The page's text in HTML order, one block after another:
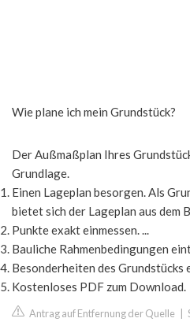
Wie plane ich mein Grundstück?
Der Außmaßplan Ihres
Grundlage.
Einen Lageplan besorgen. Als
bietet sich der Lageplan aus dem
Punkte exakt einmessen. ...
Bauliche Rahmenbedingungen
Besonderheiten des Grundstücks
Kostenloses PDF zum Download.
Antrag auf Entfernung der Quelle